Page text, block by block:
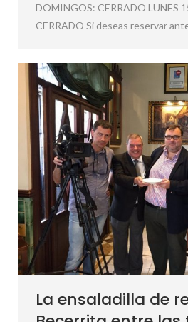
DOMINGOS: CERRADO LUNES
CERRADO Si deseas reservar
La ensaladilla de